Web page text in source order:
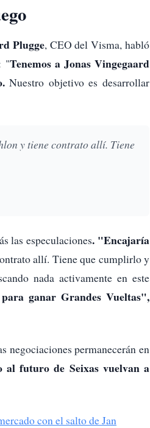
Plugge, CEO del Visma, habló
"Tenemos a Jonas Vingegaard
Nuestro objetivo es desarrollar
y tiene contrato allí. Tiene
las especulaciones. "Encajaría
allí. Tiene que cumplirlo y
nada activamente en este
ganar Grandes Vueltas",
negociaciones permanecerán en
al futuro de Seixas vuelvan a
con el salto de Jan